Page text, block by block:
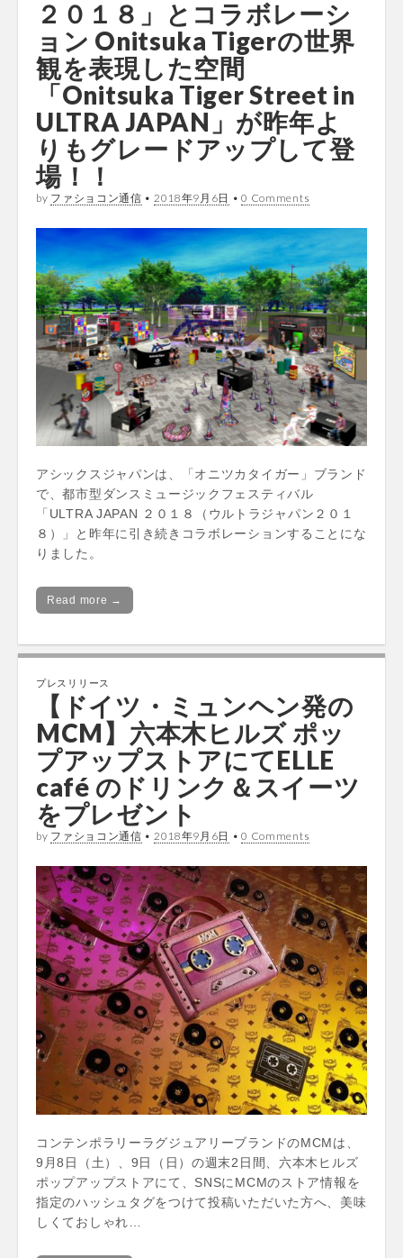
２０１８」とコラボレーシ
ョン Onitsuka Tigerの世界
観を表現した空間
「Onitsuka Tiger Street in
ULTRA JAPAN」が昨年よ
りもグレードアップして登
場！！
by ファショコン通信 • 2018年9月6日 •0 Comments
アシックスジャパンは、「オニツカタイガー」ブランド
で、都市型ダンスミュージックフェスティバル
「ULTRA JAPAN ２０１８（ウルトラジャパン２０１
８）」と昨年に引き続きコラボレーションすることにな
りました。
Read more →
プレスリリース
【ドイツ・ミュンヘン発の
MCM】六本木ヒルズ ポッ
プアップストアにてELLE
café のドリンク＆スイーツ
をプレゼント
by ファショコン通信 • 2018年9月6日 •0 Comments
コンテンポラリーラグジュアリーブランドのMCMは、
9月8日（土）、9日（日）の週末2日間、六本木ヒルズ
ポップアップストアにて、SNSにMCMのストア情報を
指定のハッシュタグをつけて投稿いただいた方へ、美味
しくておしゃれ…